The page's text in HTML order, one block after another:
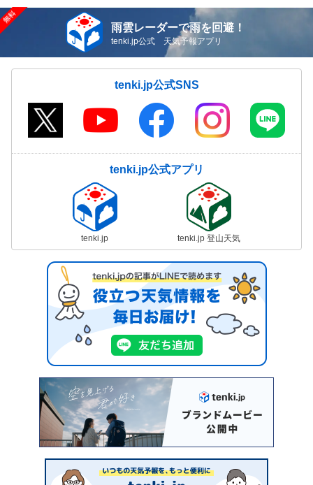
雨雲レーダーで雨を回避！
tenki.jp公式 天気予報アプリ
tenki.jp公式SNS
tenki.jp公式アプリ
tenki.jp tenki.jp 登山天気